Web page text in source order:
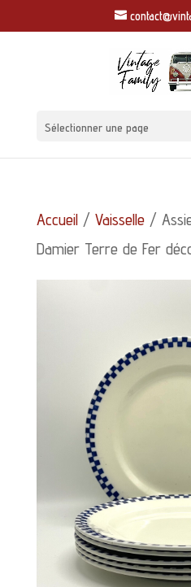
Sélectionner une page
Accueil/ Vaisselle/
Damier Terre de Fer